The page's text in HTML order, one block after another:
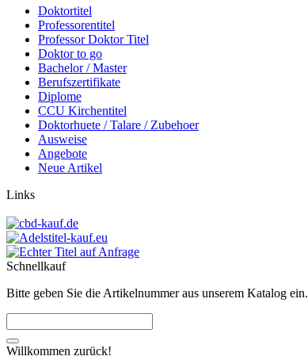
Doktortitel
Professorentitel
Professor Doktor Titel
Doktor to go
Bachelor / Master
Berufszertifikate
Diplome
CCU Kirchentitel
Doktorhuete / Talare / Zubehoer
Ausweise
Angebote
Neue Artikel
Links
Schnellkauf
Bitte geben Sie die Artikelnummer aus unserem Katalog ein.
Willkommen zurück!